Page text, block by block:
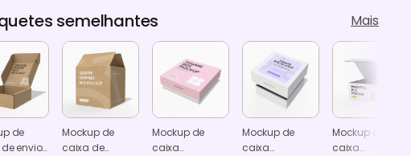
semelhantes Mais
de
envio
Mockup de
caixa de
Mockup de
caixa
Mockup de
caixa
Mockup de
caixa